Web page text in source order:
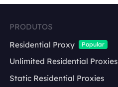
PRODUTOS
Residential Proxy
Popular
Unlimited Residential Proxies
Static Residential Proxies